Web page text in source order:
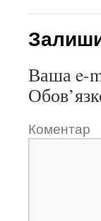
Ваша e-
Коментар